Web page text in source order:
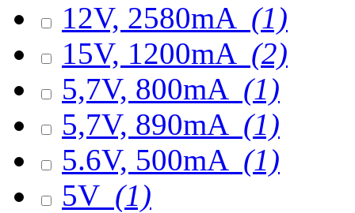
12V, 2580mA (1)
15V, 1200mA (2)
5,7V, 800mA (1)
5,7V, 890mA (1)
5.6V, 500mA (1)
5V (1)